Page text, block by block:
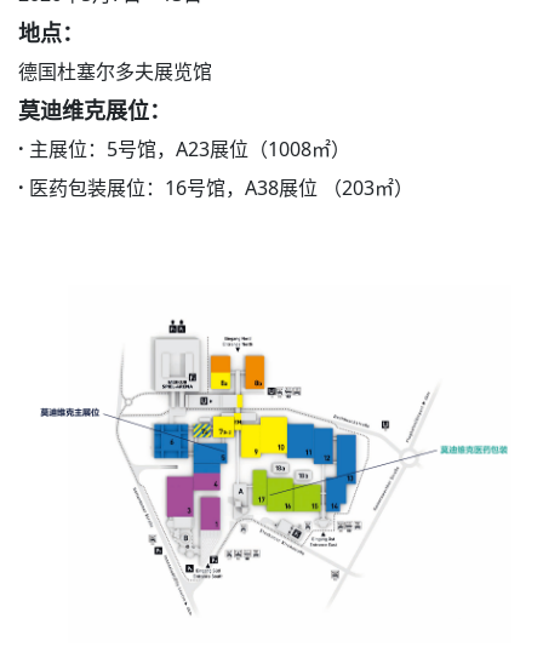
地点：
德国杜塞尔多夫展览馆
莫迪维克展位：
· 主展位：5号馆，A23展位（1008㎡）
· 医药包装展位：16号馆，A38展位 （203㎡）